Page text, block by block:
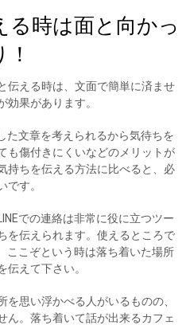
る時は面と向かっ
伝える時は、文面で簡単に済ませ
効果があります。
た文章を考えられるから気待ちを
も傷付きにくいなどのメリットが
持ちを伝える方法に比べると、必
です。
での連絡は非常に役に立つツー
を伝えられます。使えるところで
ここぞという時は落ち着いた場所
伝えて下さい。
思い浮かべる人がいるものの、
ん。落ち着いて話が出来るカフェ